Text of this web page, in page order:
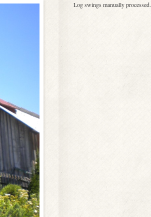
Log swings manually processed.